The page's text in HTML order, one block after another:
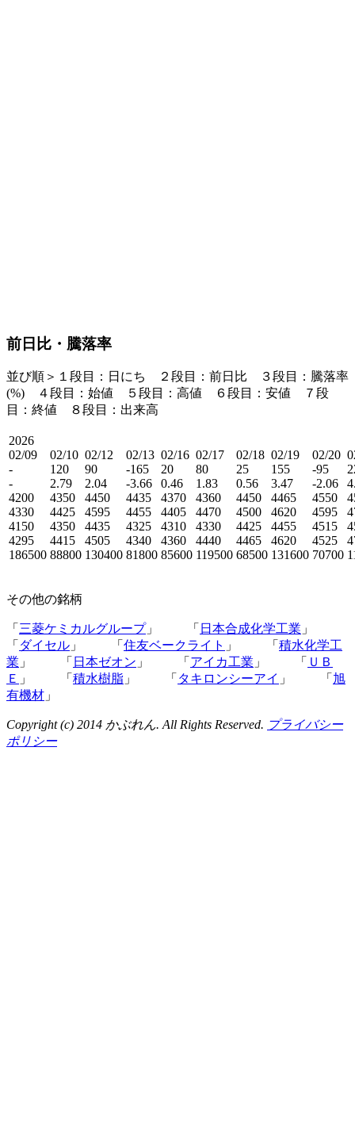
前日比・騰落率
並び順＞１段目：日にち ２段目： 前日比 ３段目： 騰落率
(%) ４段目：始値 ５段目：高値 ６段目：安値 ７段
目：終値 ８段目：出来高
2026
02/09
-
-
4200
4330
4150
4295
186500
02/10
120
2.79
4350
4425
4350
4415
88800
02/12
90
2.04
4450
4595
4435
4505
130400
02/13
-165
-3.66
4435
4455
4325
4340
81800
02/16
20
0.46
4370
4405
4310
4360
85600
02/17
80
1.83
4360
4470
4330
4440
119500
02/18
25
0.56
4450
4500
4425
4465
68500
02/19
155
3.47
4465
4620
4455
4620
131600
02/20
-95
-2.06
4550
4595
4515
4525
70700
その他の銘柄
「 三菱ケミカルグループ」 「 日本合成化学工業 」
「 ダイセル 」 「 住友ベークライト 」 「 積水化学工
業 」 「 日本ゼオン 」 「 アイカ工業 」 「 ＵＢ
Ｅ 」 「 積水樹脂 」 「 タキロンシーアイ 」 「 旭
有機材 」
Copyright (c) 2014 かぶれん. All Rights Reserved. プライバシー
ポリシー